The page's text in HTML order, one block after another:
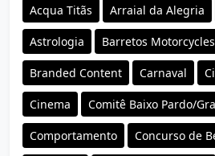
Acqua Titãs Arraial da Alegria
Astrologia Barretos Motorcycles
Branded Content Carnaval
Cinema Comitê Baixo Pardo/
Comportamento Concurso de